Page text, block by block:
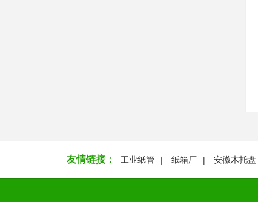
友情链接： 工业纸管 纸箱厂 安徽木托盘